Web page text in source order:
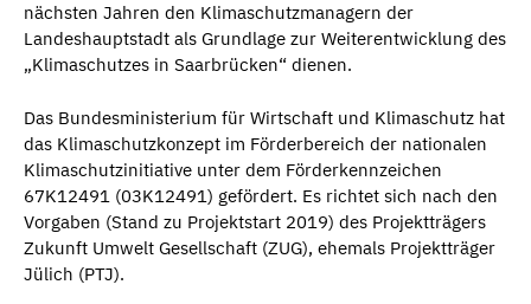
nächsten Jahren den Klimaschutzmanagern der
Landeshauptstadt als Grundlage zur Weiterentwicklung des
„Klimaschutzes in Saarbrücken“ dienen.
Das Bundesministerium für Wirtschaft und Klimaschutz hat
das Klimaschutzkonzept im Förderbereich der nationalen
Klimaschutzinitiative unter dem Förderkennzeichen
67K12491 (03K12491) gefördert. Es richtet sich nach den
Vorgaben (Stand zu Projektstart 2019) des Projektträgers
Zukunft Umwelt Gesellschaft (ZUG), ehemals Projektträger
Jülich (PTJ).